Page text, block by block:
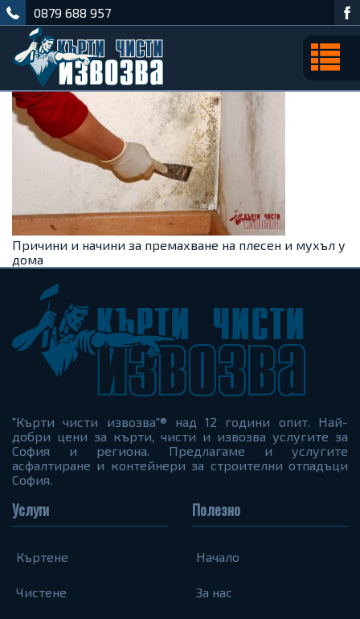
0879 688 957
Причини и начини за премахване на плесен и мухъл у
дома
"Кърти чисти извозва"® над 12 години опит. Най-
добри цени за кърти, чисти и извозва услугите за
София и региона. Предлагаме и услугите
асфалтиране и контейнери за строителни отпадъци
София.
Услуги
Къртене
Чистене
Полезно
Начало
За нас